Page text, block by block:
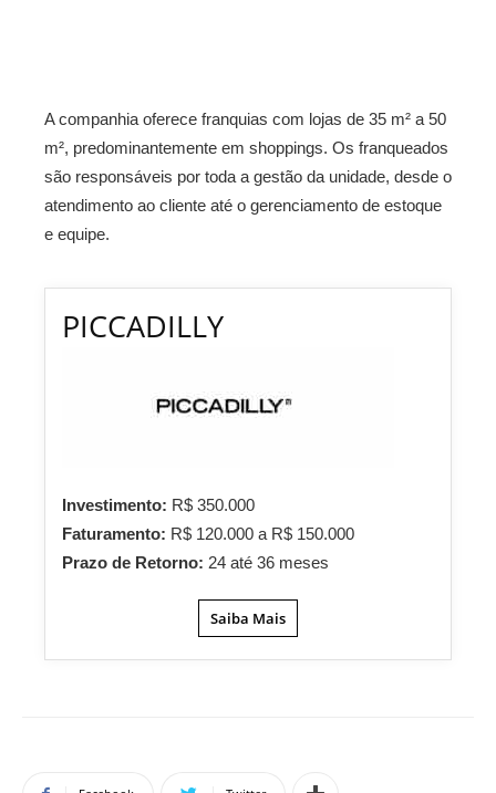
A companhia oferece franquias com lojas de 35 m² a 50
m², predominantemente em shoppings. Os franqueados
são responsáveis por toda a gestão da unidade, desde o
atendimento ao cliente até o gerenciamento de estoque
e equipe.
PICCADILLY
Investimento: R$ 350.000
Faturamento: R$ 120.000 a R$ 150.000
Prazo de Retorno: 24 até 36 meses
Saiba Mais